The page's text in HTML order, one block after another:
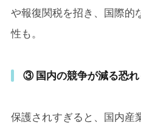
や報復関税を招き、国際的
性も。
③ 国内の競争が減る恐れ
保護されすぎると、国内産